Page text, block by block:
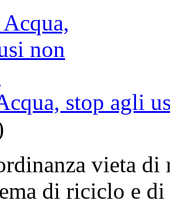
stop agli
vieta di
di riciclo e